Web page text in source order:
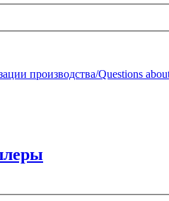
производства/Questions